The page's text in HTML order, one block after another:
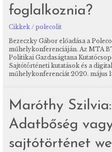
foglalkoznia?
Cikkek / polecolit
Bezeczky Gábor előadása a
műhelykonferenciáján. Az MTA
Politikai Gazdaságtana
Sajtótörténeti kutatások és a
műhelykonferenciát 2020. május
Maróthy Szilvia:
Adatbőség
sajtótörténet